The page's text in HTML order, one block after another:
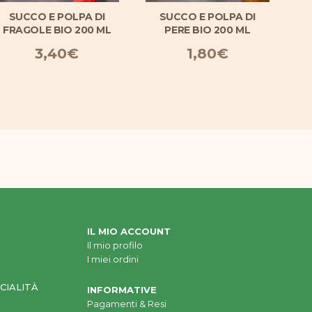
SUCCO E POLPA DI
FRAGOLE BIO 200 ML
3,40€
SUCCO E POLPA DI
PERE BIO 200 ML
1,80€
IL MIO ACCOUNT
Il mio profilo
I miei ordini
INFORMATIVE
Pagamenti & Resi